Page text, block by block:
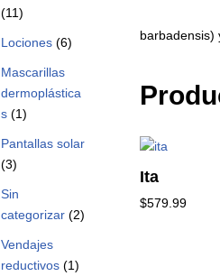
(11)
Lociones (6)
Mascarillas
dermoplástica
s (1)
Pantallas solar
(3)
Sin
categorizar (2)
Vendajes
reductivos (1)
barbadensis)
Ita
$579.99